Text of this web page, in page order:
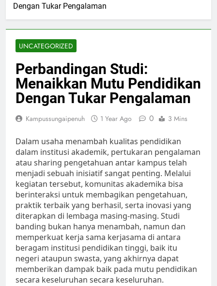
Dengan Tukar Pengalaman
UNCATEGORIZED
Perbandingan Studi:
Menaikkan Mutu Pendidikan
Dengan Tukar Pengalaman
Kampussungaipenuh 1 Year Ago 0 3 Mins
Dalam usaha menambah kualitas pendidikan
dalam institusi akademik, pertukaran pengalaman
atau sharing pengetahuan antar kampus telah
menjadi sebuah inisiatif sangat penting. Melalui
kegiatan tersebut, komunitas akademika bisa
berinteraksi untuk membagikan pengetahuan,
praktik terbaik yang berhasil, serta inovasi yang
diterapkan di lembaga masing-masing. Studi
banding bukan hanya menambah, namun dan
memperkuat kerja sama kerjasama di antara
beragam institusi pendidikan tinggi, baik itu
negeri ataupun swasta, yang akhirnya dapat
memberikan dampak baik pada mutu pendidikan
secara keseluruhan secara keseluruhan.